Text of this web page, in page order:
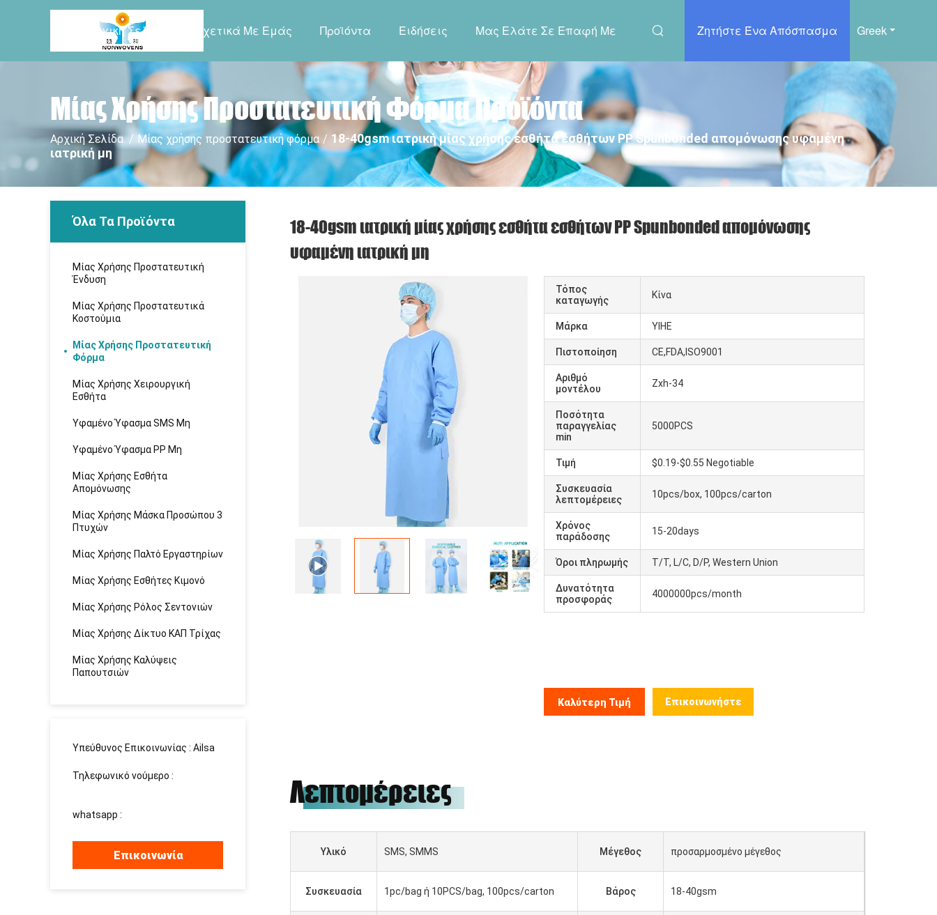
Greek
Ζητήστε Ένα Απόσπασμα
Αρχική Σελίδα Σχετικά Με Εμάς Προϊόντα Ειδήσεις Μας Ελάτε Σε Επαφή Με
Μίας Χρήσης Προστατευτική Φόρμα Προϊόντα
Αρχική Σελίδα / Μίας χρήσης προστατευτική φόρμα / 18-40gsm ιατρική μίας χρήσης εσθήτα εσθήτων PP Spunbonded απομόνωσης υφαμένη
ιατρική μη
Όλα Τα Προϊόντα
Μίας Χρήσης Προστατευτική
Ένδυση
Μίας Χρήσης Προστατευτικά
Κοστούμια
Μίας Χρήσης Προστατευτική
Φόρμα
Μίας Χρήσης Χειρουργική
Εσθήτα
Υφαμένο Ύφασμα SMS Μη
Υφαμένο Ύφασμα PP Μη
Μίας Χρήσης Εσθήτα
Απομόνωσης
Μίας Χρήσης Μάσκα Προσώπου 3
Πτυχών
Μίας Χρήσης Παλτό Εργαστηρίων
Μίας Χρήσης Εσθήτες Κιμονό
Μίας Χρήσης Ρόλος Σεντονιών
Μίας Χρήσης Δίκτυο ΚΑΠ Τρίχας
Μίας Χρήσης Καλύψεις
Παπουτσιών
Υπεύθυνος Επικοινωνίας : Ailsa
Τηλεφωνικό νούμερο :
whatsapp :
Επικοινωνία
18-40gsm ιατρική μίας χρήσης εσθήτα εσθήτων PP Spunbonded απομόνωσης
υφαμένη ιατρική μη
Τόπος
καταγωγής
Κίνα
Μάρκα YIHE
Πιστοποίηση CE,FDA,ISO9001
Αριθμό
μοντέλου
Zxh-34
Ποσότητα
παραγγελίας
min
5000PCS
Τιμή $0.19-$0.55 Negotiable
Συσκευασία
λεπτομέρειες
10pcs/box, 100pcs/carton
Χρόνος
παράδοσης
15-20days
Όροι πληρωμής T/T, L/C, D/P, Western Union
Δυνατότητα
προσφοράς
4000000pcs/month
Καλύτερη Τιμή Επικοινωνήστε
Λεπτομέρειες
Υλικό SMS, SMMS Μέγεθος προσαρμοσμένο μέγεθος
Συσκευασία 1pc/bag ή 10PCS/bag, 100pcs/carton Βάρος 18-40gsm